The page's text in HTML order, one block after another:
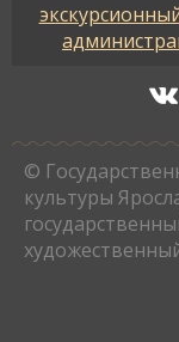
©
культуры